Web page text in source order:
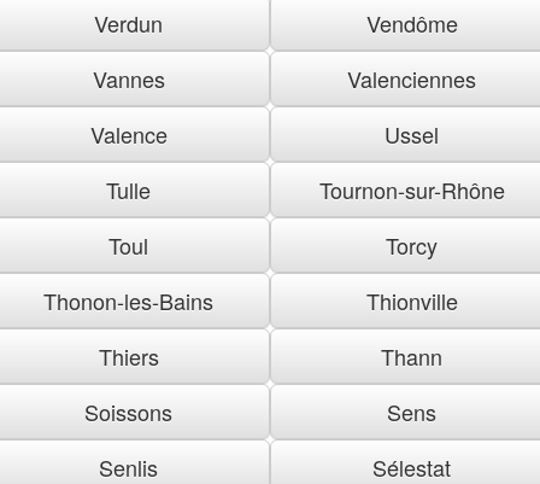
Verdun
Vendôme
Vannes
Valenciennes
Valence
Ussel
Tulle
Tournon-sur-Rhône
Toul
Torcy
Thonon-les-Bains
Thionville
Thiers
Thann
Soissons
Sens
Senlis
Sélestat